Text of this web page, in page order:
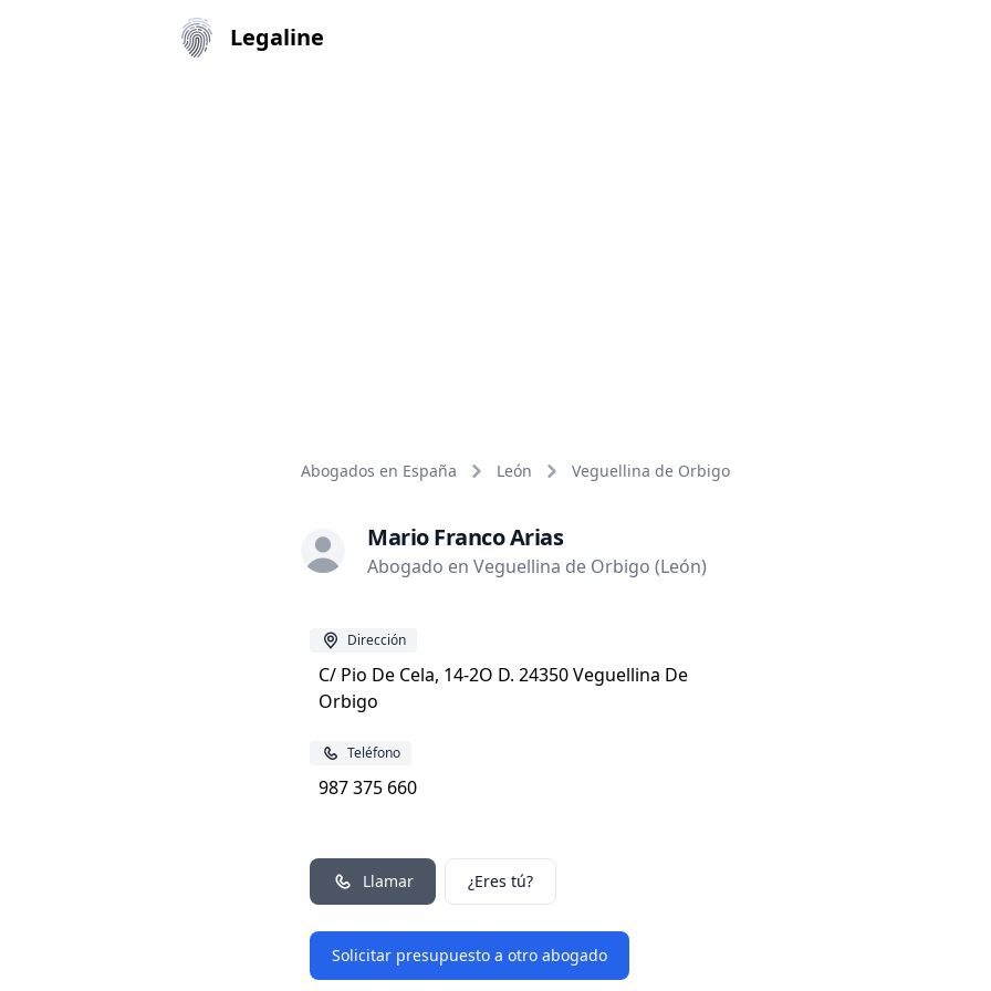
Legaline
Abogados en España León Veguellina de Orbigo
Mario Franco Arias
Abogado en Veguellina de Orbigo (León)
Dirección
C/ Pio De Cela, 14-2O D. 24350 Veguellina De
Orbigo
Teléfono
987 375 660
Llamar ¿Eres tú?
Solicitar presupuesto a otro abogado